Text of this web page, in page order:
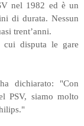
nel 1982 ed è un
di durata. Nessun
trent’anni.
disputa le gare
dichiarato: "Con
PSV, siamo molto